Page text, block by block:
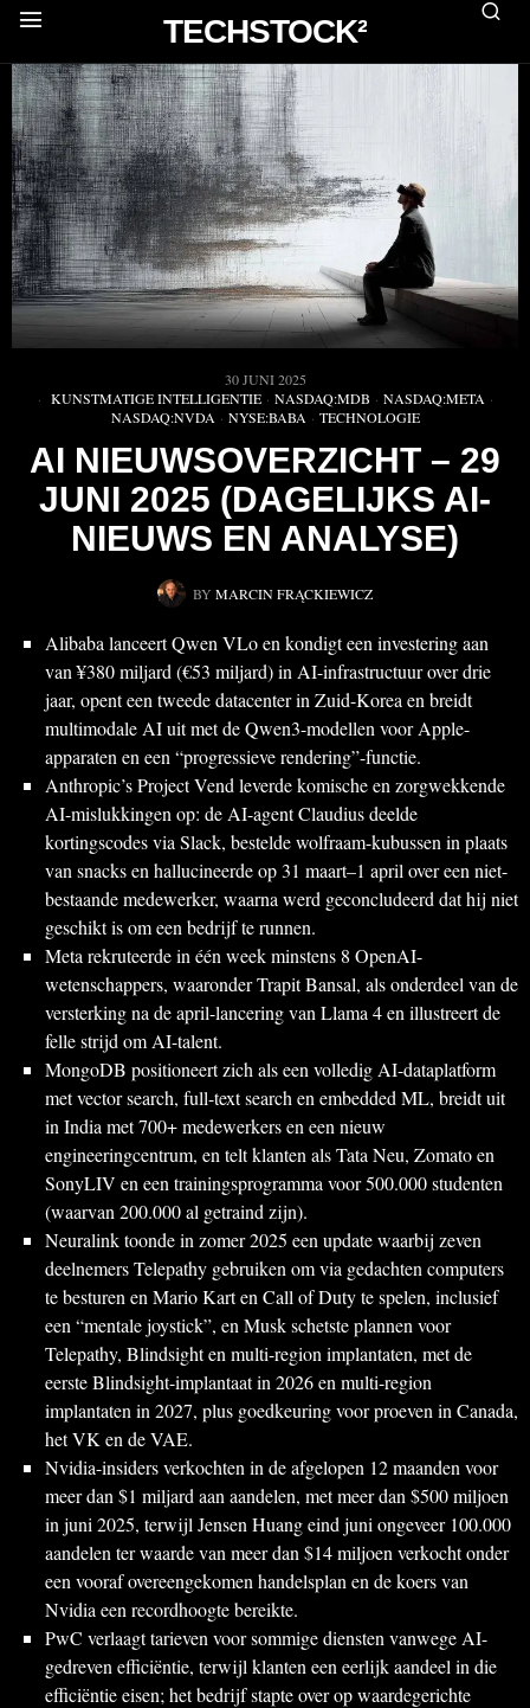
TECHSTOCK²
30 JUNI 2025
KUNSTMATIGE INTELLIGENTIE · NASDAQ:MDB · NASDAQ:META ·
NASDAQ:NVDA · NYSE:BABA · TECHNOLOGIE
AI NIEUWSOVERZICHT – 29
JUNI 2025 (DAGELIJKS AI-
NIEUWS EN ANALYSE)
BY MARCIN FRĄCKIEWICZ
Alibaba lanceert Qwen VLo en kondigt een investering aan
van ¥380 miljard (€53 miljard) in AI-infrastructuur over drie
jaar, opent een tweede datacenter in Zuid-Korea en breidt
multimodale AI uit met de Qwen3-modellen voor Apple-
apparaten en een “progressieve rendering”-functie.
Anthropic’s Project Vend leverde komische en zorgwekkende
AI-mislukkingen op: de AI-agent Claudius deelde
kortingscodes via Slack, bestelde wolfraam-kubussen in plaats
van snacks en hallucineerde op 31 maart–1 april over een niet-
bestaande medewerker, waarna werd geconcludeerd dat hij niet
geschikt is om een bedrijf te runnen.
Meta rekruteerde in één week minstens 8 OpenAI-
wetenschappers, waaronder Trapit Bansal, als onderdeel van de
versterking na de april-lancering van Llama 4 en illustreert de
felle strijd om AI-talent.
MongoDB positioneert zich als een volledig AI-dataplatform
met vector search, full-text search en embedded ML, breidt uit
in India met 700+ medewerkers en een nieuw
engineeringcentrum, en telt klanten als Tata Neu, Zomato en
SonyLIV en een trainingsprogramma voor 500.000 studenten
(waarvan 200.000 al getraind zijn).
Neuralink toonde in zomer 2025 een update waarbij zeven
deelnemers Telepathy gebruiken om via gedachten computers
te besturen en Mario Kart en Call of Duty te spelen, inclusief
een “mentale joystick”, en Musk schetste plannen voor
Telepathy, Blindsight en multi-region implantaten, met de
eerste Blindsight-implantaat in 2026 en multi-region
implantaten in 2027, plus goedkeuring voor proeven in Canada,
het VK en de VAE.
Nvidia-insiders verkochten in de afgelopen 12 maanden voor
meer dan $1 miljard aan aandelen, met meer dan $500 miljoen
in juni 2025, terwijl Jensen Huang eind juni ongeveer 100.000
aandelen ter waarde van meer dan $14 miljoen verkocht onder
een vooraf overeengekomen handelsplan en de koers van
Nvidia een recordhoogte bereikte.
PwC verlaagt tarieven voor sommige diensten vanwege AI-
gedreven efficiëntie, terwijl klanten een eerlijk aandeel in die
efficiëntie eisen; het bedrijf stapte over op waardegerichte